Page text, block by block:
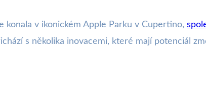
čip!
v ikonickém Apple Parku v Cupertino,
s několika inovacemi, které mají potenciál